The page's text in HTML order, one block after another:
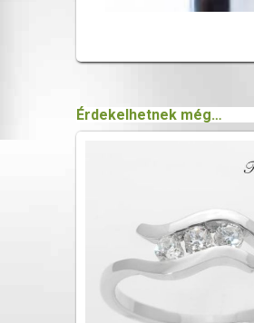
Érdekelhetnek még…